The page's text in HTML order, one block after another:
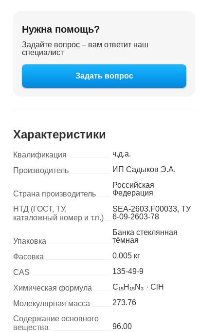
Нужна помощь?
Задайте вопрос – вам ответит наш
специалист
Задать вопрос
Характеристики
Квалификация
ч.д.а.
Производитель
ИП Садыков Э.А.
Страна производитель
Российская
Федерация
НТД (ГОСТ, ТУ,
каталожный номер и т.п.)
SEA-2603.F00033, ТУ
6-09-2603-78
Упаковка
Банка стеклянная
тёмная
Фасовка
0.005 кг
CAS
135-49-9
Химическая формула
C₁₅H₁₅N₃ · ClH
Молекулярная масса
273.76
Содержание основного
вещества
96.00